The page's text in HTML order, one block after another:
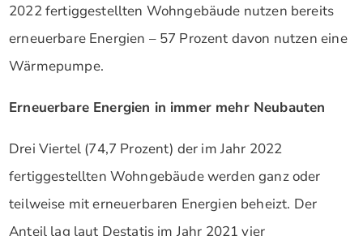
2022 fertiggestellten Wohngebäude nutzen bereits
erneuerbare Energien – 57 Prozent davon nutzen eine
Wärmepumpe.
Erneuerbare Energien in immer mehr Neubauten
Drei Viertel (74,7 Prozent) der im Jahr 2022
fertiggestellten Wohngebäude werden ganz oder
teilweise mit erneuerbaren Energien beheizt. Der
Anteil lag laut Destatis im Jahr 2021 vier